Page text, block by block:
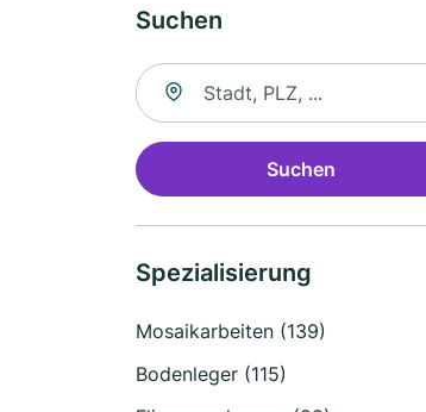
Suchen
Suche nach Ort
Suchen
Spezialisierung
Mosaikarbeiten (139)
Bodenleger (115)